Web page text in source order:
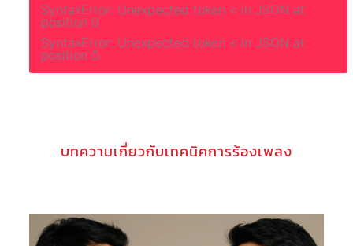
SyntaxError: Unexpected token < in JSON at
position 0
SyntaxError: Unexpected token < in JSON at
position 0
บทความเกี่ยวกับเทคนิคการร้องเพลง